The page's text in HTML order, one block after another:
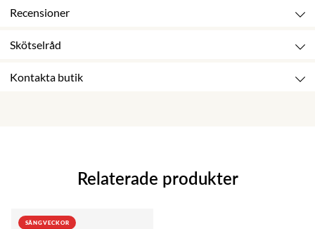
Recensioner
Skötselråd
Kontakta butik
Relaterade produkter
SÄNGVECKOR